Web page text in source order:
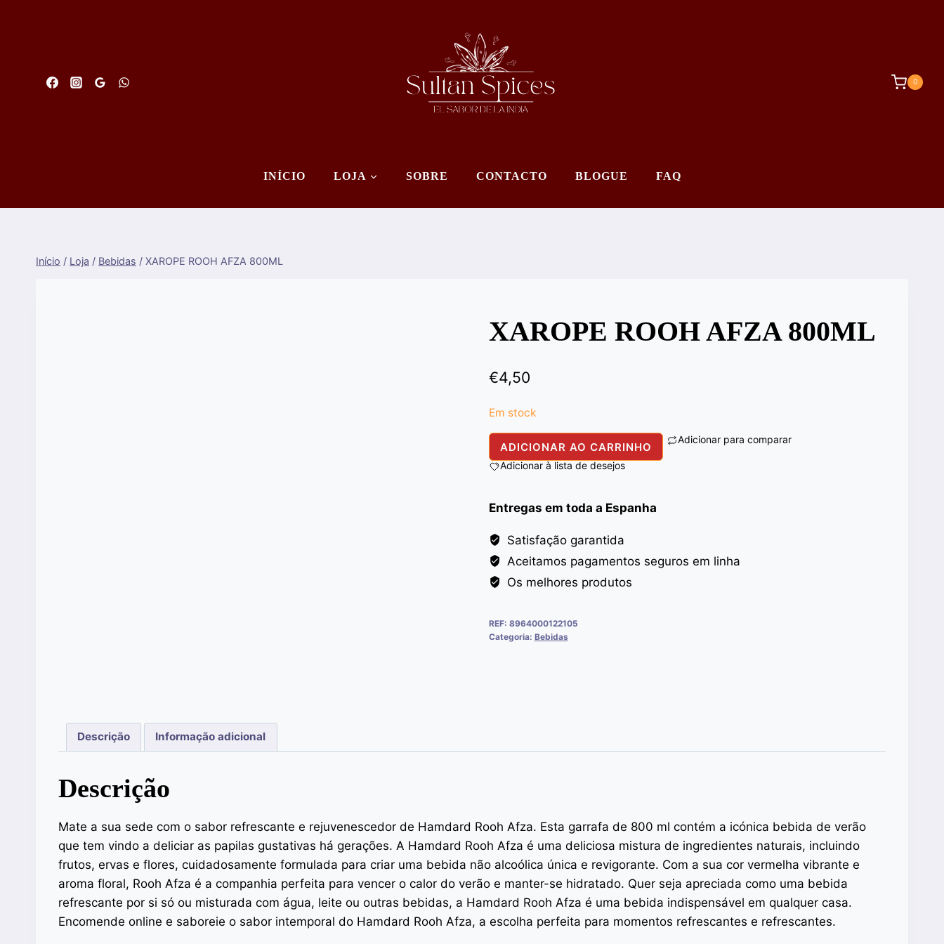
0
INÍCIO LOJA SOBRE CONTACTO BLOGUE FAQ
Início / Loja / Bebidas / XAROPE ROOH AFZA 800ML
XAROPE ROOH AFZA 800ML
€4,50
Em stock
Quantidade
de
AFZA
800ML
ADICIONAR AO CARRINHO
Adicionar para comparar
Adicionar à lista de desejos
Entregas em toda a Espanha
Satisfação garantida
Aceitamos pagamentos seguros em linha
Os melhores produtos
REF: 8964000122105
Categoria: Bebidas
Descrição Informação adicional
Descrição
Mate a sua sede com o sabor refrescante e rejuvenescedor de Hamdard Rooh Afza. Esta garrafa de 800 ml contém a icónica bebida de verão
que tem vindo a deliciar as papilas gustativas há gerações. A Hamdard Rooh Afza é uma deliciosa mistura de ingredientes naturais, incluindo
frutos, ervas e flores, cuidadosamente formulada para criar uma bebida não alcoólica única e revigorante. Com a sua cor vermelha vibrante e
aroma floral, Rooh Afza é a companhia perfeita para vencer o calor do verão e manter-se hidratado. Quer seja apreciada como uma bebida
refrescante por si só ou misturada com água, leite ou outras bebidas, a Hamdard Rooh Afza é uma bebida indispensável em qualquer casa.
Encomende online e saboreie o sabor intemporal do Hamdard Rooh Afza, a escolha perfeita para momentos refrescantes e refrescantes.